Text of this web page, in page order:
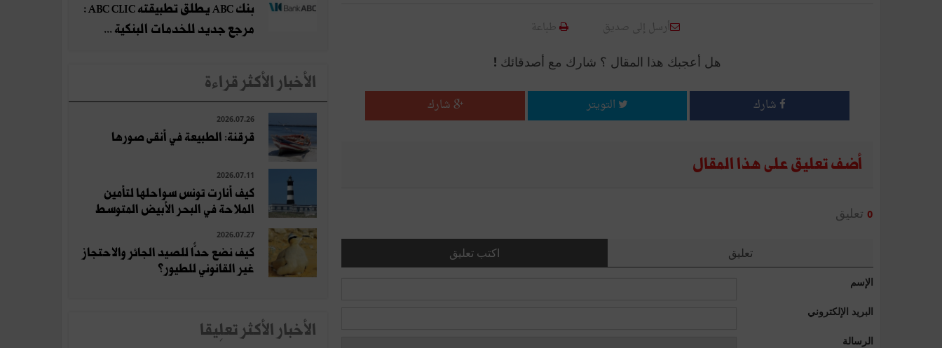
أرسل إلى صديق طباعة
هل أعجبك هذا المقال ؟ شارك مع أصدقائك !
شارك التويتر شارك
أضف تعليق على هذا المقال
0 تعليق
اكتب تعليق تعليق
الإسم
البريد الإلكتروني
الرسالة
بنك ABC يطلق تطبيقته ABC CLIC :
مرجع جديد للخدمات البنكية ...
الأخبار الأكثر قراءة
2026.07.26
قرقنة: الطبيعة في أنقى صورها
2026.07.11
كيف أنارت تونس سواحلها لتأمين
الملاحة في البحر الأبيض المتوسط
2026.07.27
كيف نضع حدًّا للصيد الجائر والاحتجاز
غير القانوني للطيور؟
الأخبار الأكثر تعلِيقا